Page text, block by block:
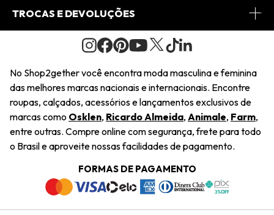
Journal
Saiu na Mídia
Sustentabilidade
Navegando
Termos e Condições
Trabalhe Conosco
Regulamento e Promoções
Minha Conta
Pedido de Presente
Wishlist
TROCAS E DEVOLUÇÕES
Condições Gerais
Troca Fácil
Restituição de Pagamento
Dúvidas Frequentes
Termos e Condições
Política de Privacidade
No Shop2gether você encontra moda masculina e feminina
das melhores marcas nacionais e internacionais. Encontre
roupas, calçados, acessórios e lançamentos exclusivos de
marcas como Osklen, Ricardo Almeida, Animale, Farm,
entre outras. Compre online com segurança, frete para todo
o Brasil e aproveite nossas facilidades de pagamento.
FORMAS DE PAGAMENTO